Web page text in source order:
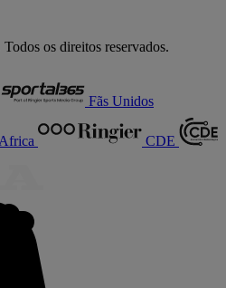
os direitos reservados.
Fãs Unidos
CDE